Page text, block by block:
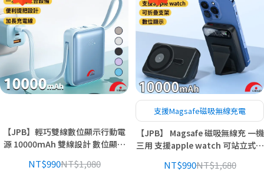
【JPB】輕巧雙線數位顯示行動電
源 10000mAh 雙線設計 數位顯示
NT$990NT$1,080
支援Magsafe磁吸無線充電
【JPB】 Magsafe 磁吸無線充 一機
三用 支援apple watch 可站立式行
NT$990NT$1,680